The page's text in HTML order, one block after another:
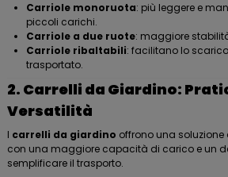
Carriole monoruota: più leggere e
piccoli carichi.
Carriole a due ruote: maggiore
Carriole ribaltabili: facilitano lo
trasportato.
2. Carrelli da Giardino:
Versatilità
I carrelli da giardino offrono una
con una maggiore capacità di carico e un
semplificare il trasporto.